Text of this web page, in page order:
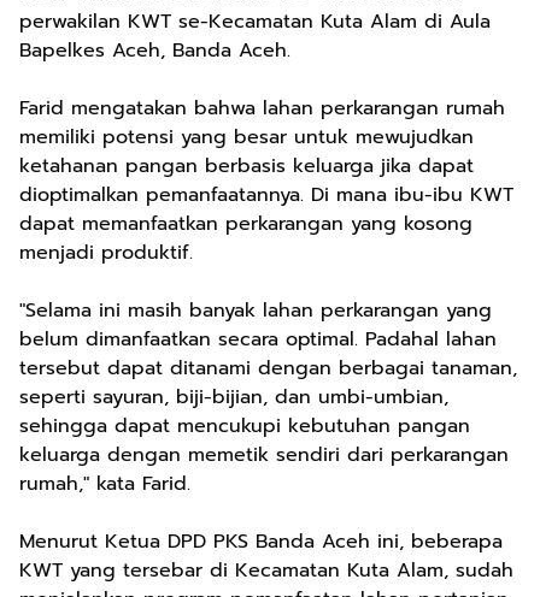
perwakilan KWT se-Kecamatan Kuta Alam di Aula
Bapelkes Aceh, Banda Aceh.
Farid mengatakan bahwa lahan perkarangan rumah
memiliki potensi yang besar untuk mewujudkan
ketahanan pangan berbasis keluarga jika dapat
dioptimalkan pemanfaatannya. Di mana ibu-ibu KWT
dapat memanfaatkan perkarangan yang kosong
menjadi produktif.
"Selama ini masih banyak lahan perkarangan yang
belum dimanfaatkan secara optimal. Padahal lahan
tersebut dapat ditanami dengan berbagai tanaman,
seperti sayuran, biji-bijian, dan umbi-umbian,
sehingga dapat mencukupi kebutuhan pangan
keluarga dengan memetik sendiri dari perkarangan
rumah," kata Farid.
Menurut Ketua DPD PKS Banda Aceh ini, beberapa
KWT yang tersebar di Kecamatan Kuta Alam, sudah